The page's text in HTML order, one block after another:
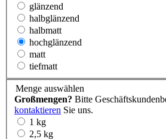
glänzend
halbglänzend
halbmatt
hochglänzend
matt
tiefmatt
Menge auswählen
Großmengen? Bitte
kontaktieren Sie uns.
1 kg
2,5 kg